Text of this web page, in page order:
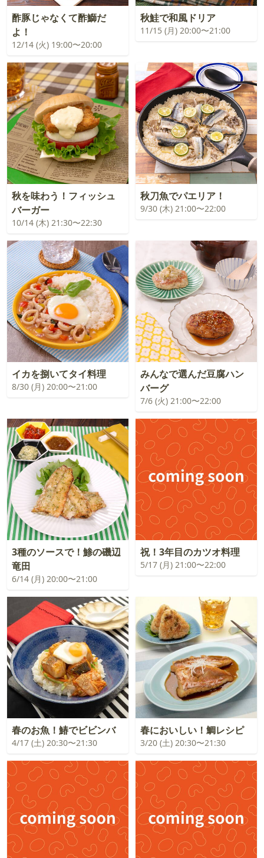
酢豚じゃなくて酢鰤だ
よ！
12/14 (火) 19:00〜20:00
秋鮭で和風ドリア
11/15 (月) 20:00〜21:00
秋を味わう！フィッシュ
バーガー
10/14 (木) 21:30〜22:30
秋刀魚でパエリア！
9/30 (木) 21:00〜22:00
イカを捌いてタイ料理
8/30 (月) 20:00〜21:00
みんなで選んだ豆腐ハン
バーグ
7/6 (火) 21:00〜22:00
3種のソースで！鯵の磯辺
竜田
6/14 (月) 20:00〜21:00
祝！3年目のカツオ料理
5/17 (月) 21:00〜22:00
春のお魚！鰆でビビンバ
4/17 (土) 20:30〜21:30
春においしい！鯛レシピ
3/20 (土) 20:30〜21:30